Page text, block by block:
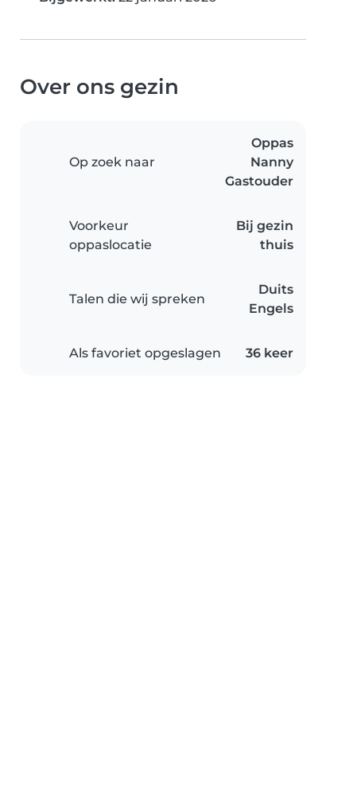
Over ons gezin
Op zoek naar
Oppas
Nanny
Gastouder
Voorkeur
oppaslocatie
Bij gezin
thuis
Talen die wij spreken
Duits
Engels
Als favoriet opgeslagen 36 keer